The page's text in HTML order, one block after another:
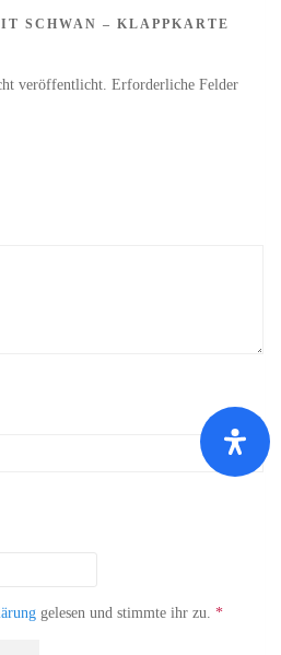
SCHWAN – KLAPPKARTE
veröffentlicht. Erforderliche Felder
gelesen und stimmte ihr zu. *